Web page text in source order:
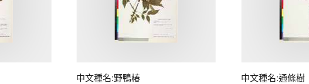
中文種名:野鴨椿 中文種名:通條樹